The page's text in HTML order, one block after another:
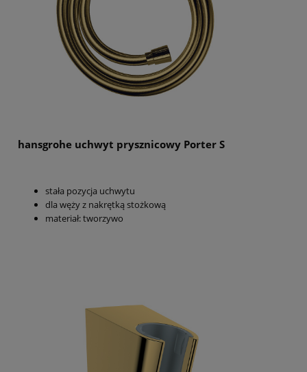
hansgrohe uchwyt prysznicowy Porter S
stała pozycja uchwytu
dla węży z nakrętką stożkową
materiał: tworzywo